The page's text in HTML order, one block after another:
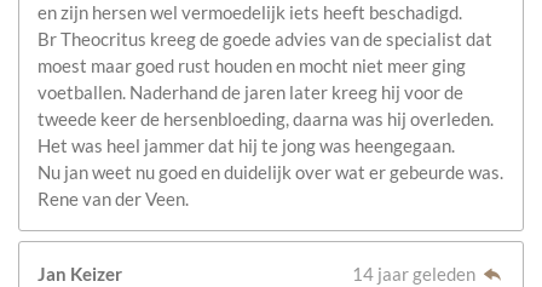
en zijn hersen wel vermoedelijk iets heeft beschadigd.
Br Theocritus kreeg de goede advies van de specialist dat
moest maar goed rust houden en mocht niet meer ging
voetballen. Naderhand de jaren later kreeg hij voor de
tweede keer de hersenbloeding, daarna was hij overleden.
Het was heel jammer dat hij te jong was heengegaan.
Nu jan weet nu goed en duidelijk over wat er gebeurde was.
Rene van der Veen.
Jan Keizer
14 jaar geleden